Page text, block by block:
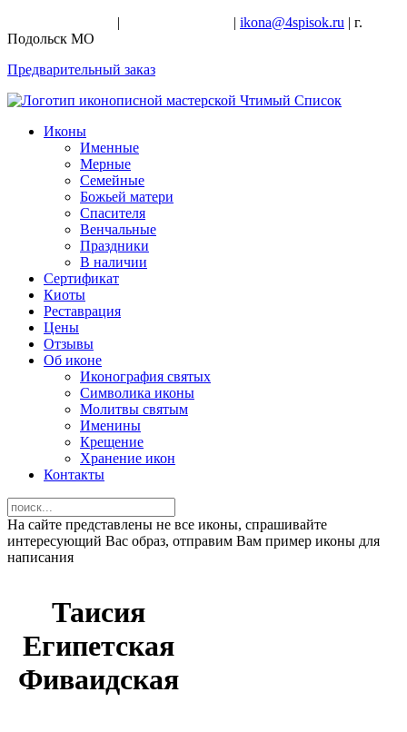
| | ikona@4spisok.ru | г.
Подольск МО
Предварительный заказ
Иконы
Именные
Мерные
Семейные
Божьей матери
Спасителя
Венчальные
Праздники
В наличии
Сертификат
Киоты
Реставрация
Цены
Отзывы
Об иконе
Иконография святых
Символика иконы
Молитвы святым
Именины
Крещение
Хранение икон
Контакты
На сайте представлены не все иконы, спрашивайте
интересующий Вас образ, отправим Вам пример иконы для
написания
Таисия
Египетская
Фиваидская